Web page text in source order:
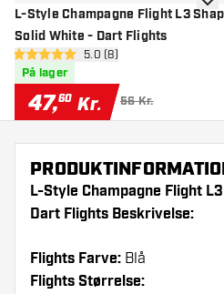
L-Style Champagne Flight L3
Solid White - Dart Flights
åbn anmeldelsespanel
5 bedømmelsesstjerner
5.0 (8)
På lager
47,60 Kr. 56 Kr.
L-Style Champagne Flight
Dart Flights Beskrivelse:
Flights Farve: Blå
Flights Størrelse: